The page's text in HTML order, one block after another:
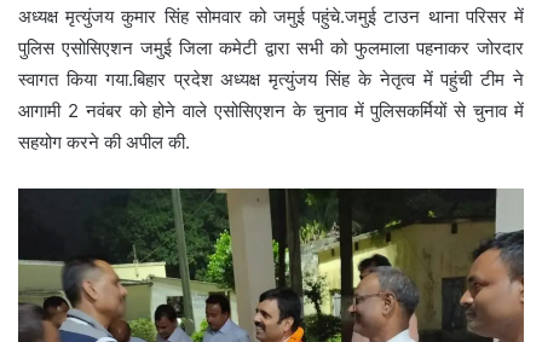
अध्यक्ष मृत्युंजय कुमार सिंह सोमवार को जमुई पहुंचे.जमुई टाउन थाना परिसर में
पुलिस एसोसिएशन जमुई जिला कमेटी द्वारा सभी को फुलमाला पहनाकर जोरदार
स्वागत किया गया.बिहार प्रदेश अध्यक्ष मृत्युंजय सिंह के नेतृत्व में पहुंची टीम ने
आगामी 2 नवंबर को होने वाले एसोसिएशन के चुनाव में पुलिसकर्मियों से चुनाव में
सहयोग करने की अपील की.